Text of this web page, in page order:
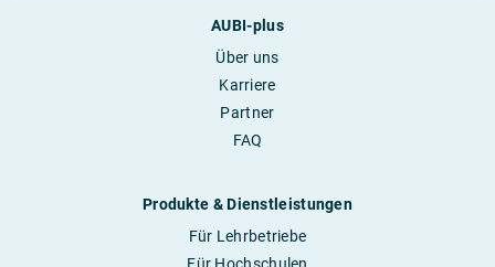
AUBI-plus
Über uns
Karriere
Partner
FAQ
Produkte & Dienstleistungen
Für Lehrbetriebe
Für Hochschulen